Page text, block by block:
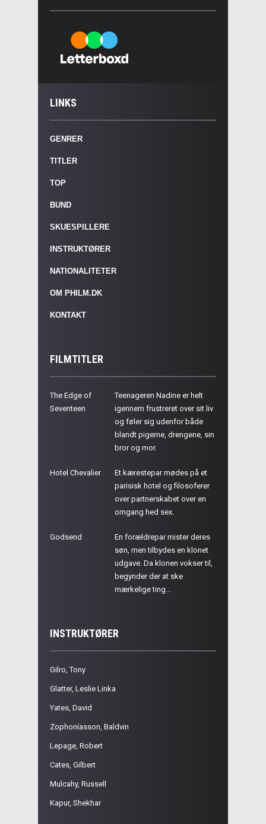
LINKS
GENRER
TITLER
TOP
BUND
SKUESPILLERE
INSTRUKTØRER
NATIONALITETER
OM PHILM.DK
KONTAKT
FILMTITLER
The Edge of
Seventeen
Teenageren Nadine er helt
igennem frustreret over sit liv
og føler sig udenfor både
blandt pigerne, drengene, sin
bror og mor.
Hotel Chevalier
Et kærestepar mødes på et
parisisk hotel og filosoferer
over partnerskabet over en
omgang hed sex.
Godsend
En forældrepar mister deres
søn, men tilbydes en klonet
udgave. Da klonen vokser til,
begynder der at ske
mærkelige ting...
INSTRUKTØRER
Gilro, Tony
Glatter, Leslie Linka
Yates, David
Zophoníasson, Baldvin
Lepage, Robert
Cates, Gilbert
Mulcahy, Russell
Kapur, Shekhar